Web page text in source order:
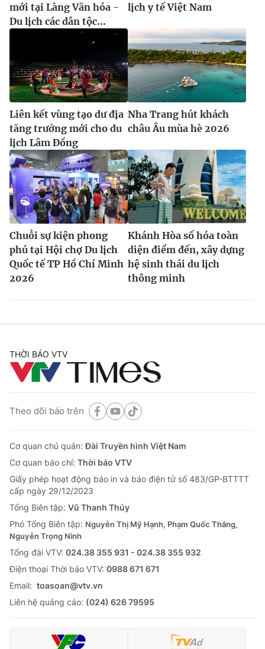
mới tại Làng Văn hóa -
Du lịch các dân tộc...
lịch y tế Việt Nam
Liên kết vùng tạo dư địa
tăng trưởng mới cho du
lịch Lâm Đồng
Nha Trang hút khách
châu Âu mùa hè 2026
Chuỗi sự kiện phong
phú tại Hội chợ Du lịch
Quốc tế TP Hồ Chí Minh
2026
Khánh Hòa số hóa toàn
diện điểm đến, xây dựng
hệ sinh thái du lịch
thông minh
THỜI BÁO VTV
Theo dõi báo trên
Cơ quan chủ quản:Đài Truyền hình Việt Nam
Cơ quan báo chí: Thời báo VTV
Giấy phép hoạt động báo in và báo điện tử số 483/GP-BTTTT
cấp ngày 29/12/2023
Tổng Biên tập: Vũ Thanh Thủy
Phó Tổng Biên tập: Nguyễn Thị Mỹ Hạnh, Phạm Quốc Thắng,
Nguyễn Trọng Ninh
Tổng đài VTV: 024.38 355 931 - 024.38 355 932
Ðiện thoại Thời báo VTV: 0988 671 671
Email: toasoan@vtv.vn
Liên hệ quảng cáo: (024) 626 79595